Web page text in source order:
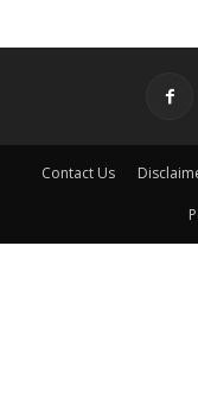
Contact Us